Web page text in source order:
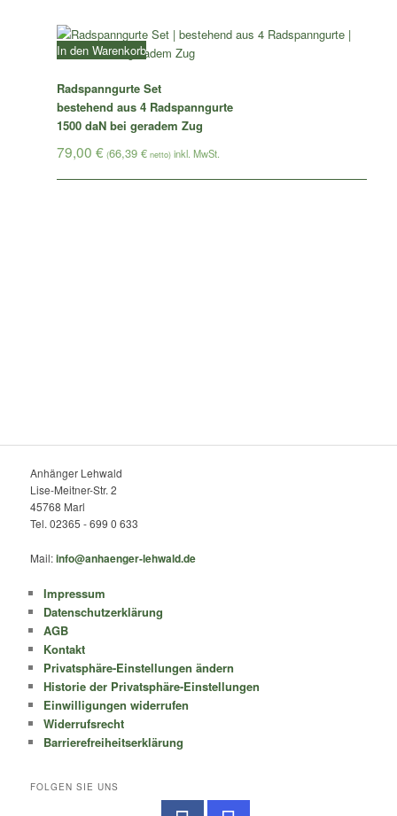
Radspanngurte Set
bestehend aus 4 Radspanngurte
1500 daN bei geradem Zug
79,00 € (66,39 €netto)
In den Warenkorb
Anhänger Lehwald
Lise-Meitner-Str. 2
45768 Marl
Tel. 02365 - 699 0 633
Mail:info@anhaenger-lehwald.de
Impressum
Datenschutzerklärung
AGB
Kontakt
Privatsphäre-Einstellungen ändern
Historie der Privatsphäre-Einstellungen
Einwilligungen widerrufen
Widerrufsrecht
Barrierefreiheitserklärung
FOLGEN SIE UNS